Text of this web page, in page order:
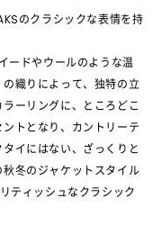
のクラシックな表情を持
ードやウールのような温
織りによって、独特の立
ーリングに、ところどこ
トとなり、カントリーテ
イにはない、ざっくりと
冬のジャケットスタイル
ティッシュなクラシック